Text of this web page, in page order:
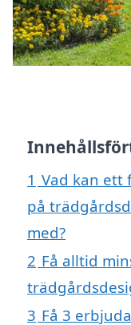
1 Vad kan ett
på
med?
2 Få alltid
3 Få 3